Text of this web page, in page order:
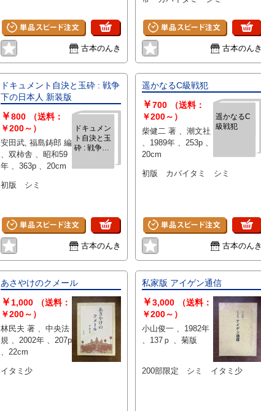
古本のんき 古本のんき
ドキュメント自決と玉砕 : 戦争
下の日本人 新装版
ドキュメン
ト自決と玉
砕 : 戦争下
装版
￥800
（送料：
￥200～）
安田武, 福島鋳郎 編
、双柿舎 、昭和59
年 、363p 、20cm
初版 シミ
古本のんき
遥かなるC級戦犯
遥かなるC
級戦犯
￥700
（送料：
￥200～）
柴健二 著 、潮文社
、1989年 、253p 、
20cm
初版 カバイタミ シミ
古本のんき
あさやけのクメール
￥ 1,000
（送料：
￥200～）
林民夫 著 、中央法
規 、2002年 、207p
、22cm
イタミ少
私家版 アイゲン通信
￥3,000
（送料：
￥200～）
小山俊一 、1982年
、137ｐ 、菊版
200部限定 シミ イタミ少